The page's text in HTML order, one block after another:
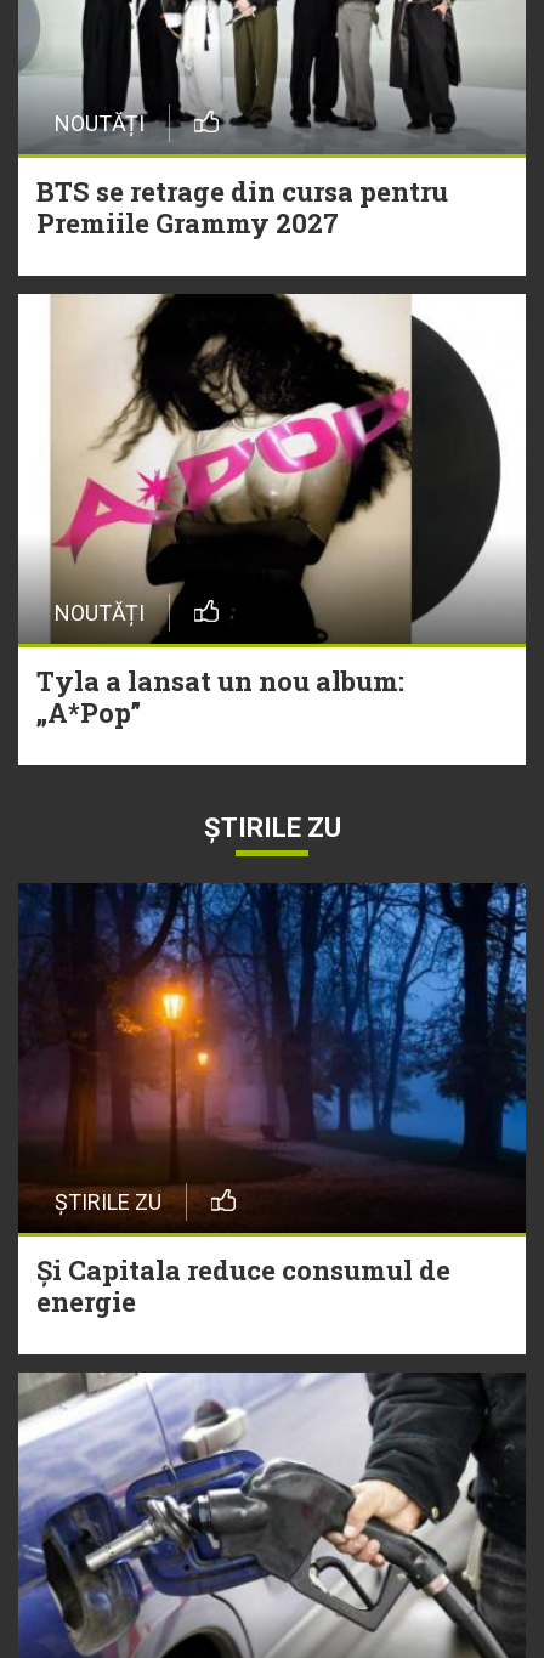
NOUTĂȚI
BTS se retrage din cursa pentru
Premiile Grammy 2027
NOUTĂȚI
Tyla a lansat un nou album:
„A*Pop”
ȘTIRILE ZU
ȘTIRILE ZU
Și Capitala reduce consumul de
energie